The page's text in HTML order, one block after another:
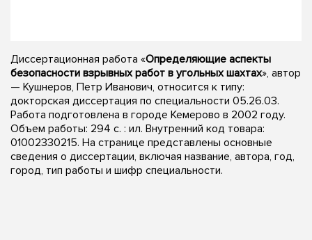
Диссертационная работа «Определяющие аспекты
безопасности взрывных работ в угольных шахтах», автор
— Кушнеров, Петр Иванович, относится к типу:
докторская диссертация по специальности 05.26.03.
Работа подготовлена в городе Кемерово в 2002 году.
Объем работы: 294 с. : ил. Внутренний код товара:
01002330215. На странице представлены основные
сведения о диссертации, включая название, автора, год,
город, тип работы и шифр специальности.